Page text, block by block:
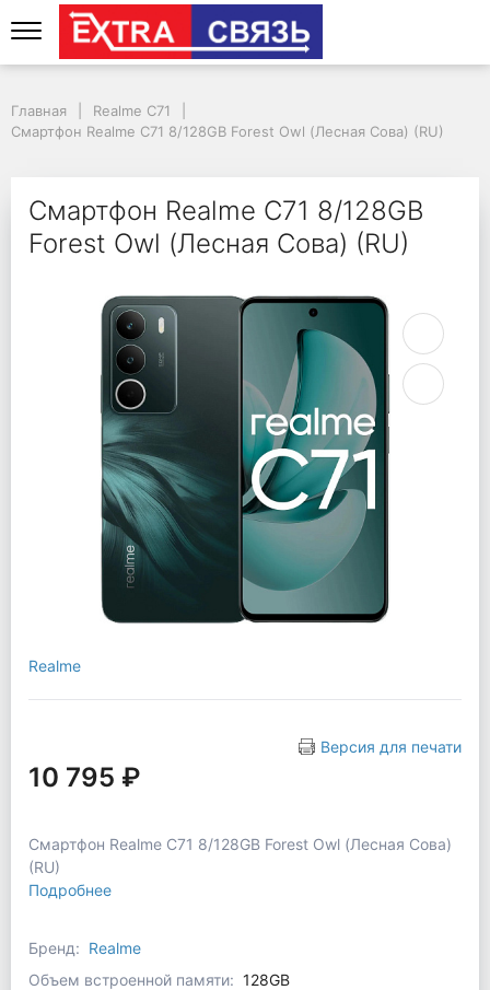
Смартфон Realme
Главная
Realme C71
Смартфон Realme C71 8/128GB Forest Owl (Лесная Сова) (RU)
Смартфон Realme C71 8/128GB
Forest Owl (Лесная Сова) (RU)
Realme
Версия для печати
10 795 ₽
Смартфон Realme C71 8/128GB Forest Owl (Лесная Сова)
(RU)
Подробнее
Бренд: Realme
Объем встроенной памяти: 128GB